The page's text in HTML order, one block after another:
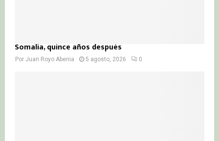
Somalia, quince años después
Por Juan Royo Abenia 5 agosto, 2026 0